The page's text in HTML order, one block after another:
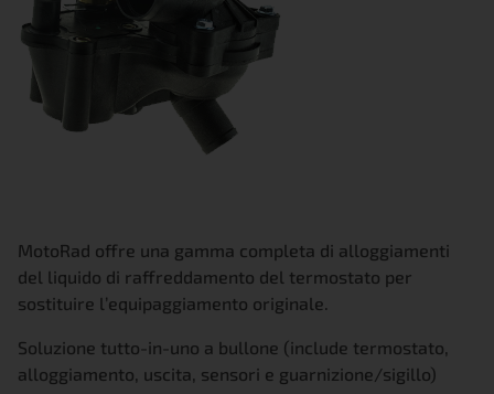
MotoRad offre una gamma completa di alloggiamenti
del liquido di raffreddamento del termostato per
sostituire l’equipaggiamento originale.
Soluzione tutto-in-uno a bullone (include termostato,
alloggiamento, uscita, sensori e guarnizione/sigillo)